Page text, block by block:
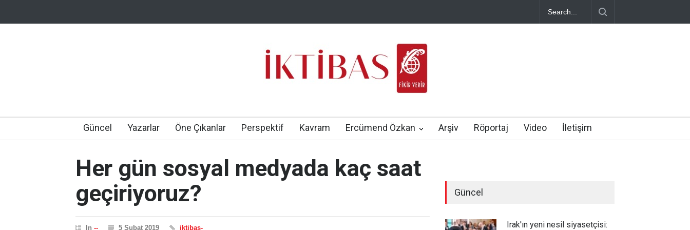
Güncel Yazarlar Öne Çıkanlar Perspektif Kavram Ercümend Özkan Arşiv Röportaj Video İletişim
Her gün sosyal medyada kaç saat
geçiriyoruz?
In -- 5 Şubat 2019 iktibas-
Güncel
Irak'ın yeni nesil siyasetçisi: